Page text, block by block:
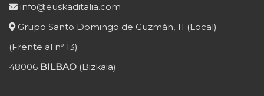
info@euskaditalia.com
Grupo Santo Domingo de Guzmán, 11 (Local)
(Frente al nº 13)
48006 BILBAO (Bizkaia)